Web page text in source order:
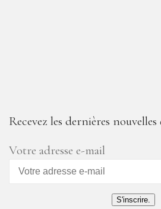
Recevez les dernières
Votre adresse e-mail
S'inscrire.